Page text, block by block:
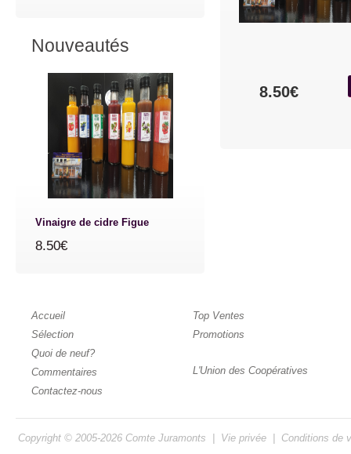
8.50€
Nouveautés
Vinaigre de cidre Figue
8.50€
Accueil
Sélection
Quoi de neuf?
Commentaires
Contactez-nous
Top Ventes
Promotions
L'Union des Coopératives
Copyright © 2005-2026 Comte Juramonts Vie privée Conditions de